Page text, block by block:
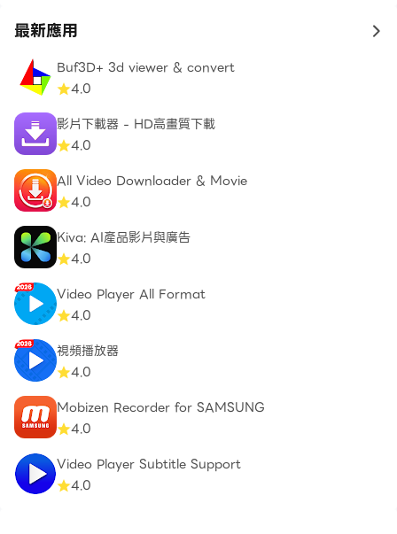
最新應用 to
Buf3D+ 3d viewer & convert
4.0
影片下載器 - HD高畫質下載
4.0
All Video Downloader & Movie
4.0
Kiva: AI產品影片與廣告
4.0
Video Player All Format
4.0
視頻播放器
4.0
Mobizen Recorder for SAMSUNG
4.0
Video Player Subtitle Support
4.0